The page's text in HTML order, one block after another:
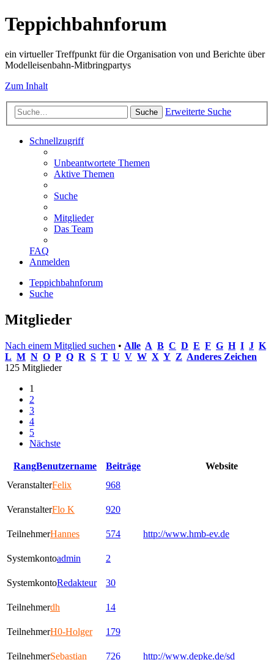
Teppichbahnforum
ein virtueller Treffpunkt für die Organisation von und Berichte über
Modelleisenbahn-Mitbringpartys
Zum Inhalt
Suche Erweiterte Suche
Schnellzugriff
Unbeantwortete Themen
Aktive Themen
Suche
Mitglieder
Das Team
FAQ
Anmelden
Teppichbahnforum
Suche
Mitglieder
Nach einem Mitglied suchen • Alle A B C D E F G H I J K
L M N O P Q R S T U V W X Y Z Anderes Zeichen
125 Mitglieder
1
2
3
4
5
Nächste
RangBenutzername Beiträge
Website
VeranstalterFelix 968
VeranstalterFlo K 920
TeilnehmerHannes 574 http://www.hmb-ev.de
Systemkontoadmin 2
SystemkontoRedakteur 30
Teilnehmerdh 14
TeilnehmerH0-Holger 179
TeilnehmerSebastian 726 http://www.depke.de/sd